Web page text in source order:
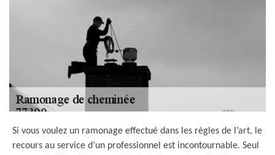
Si vous voulez un ramonage effectué dans les règles de l’art, le
recours au service d’un professionnel est incontournable. Seul